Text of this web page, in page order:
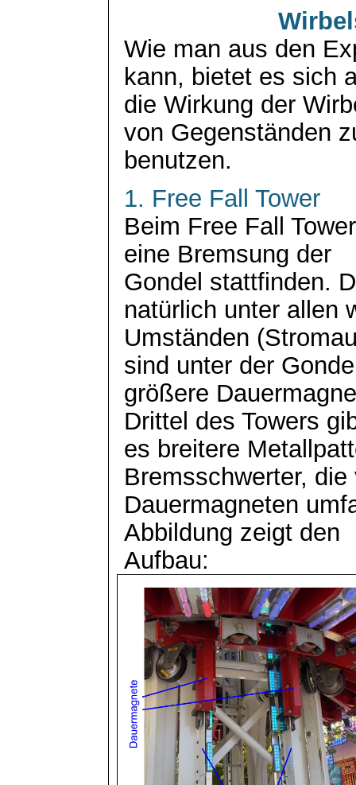
Wie man aus den
kann, bietet es sich
die Wirkung der
von Gegenständen
benutzen.
1. Free Fall Tower
Beim Free Fall
eine Bremsung der
Gondel stattfinden.
natürlich unter allen
Umständen
sind unter der
größere
Drittel des Towers
es breitere
Bremsschwerter, die
Dauermagneten
Abbildung zeigt den
Aufbau: